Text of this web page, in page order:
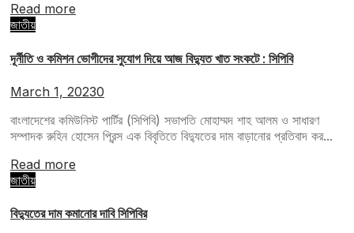
Read more
জাতীয়
দূর্নীতি ও কমিশন ভোগীদের সুযোগ দিয়ে আজ বিদ্যুত খাত সংকটে : সিপিবি
March 1, 20230
বাংলাদেশের কমিউনিস্ট পার্টির (সিপিবি) সভাপতি মোহাম্মদ শাহ আলম ও সাধারণ
সম্পাদক রুহিন হোসেন প্রিন্স এক বিবৃতিতে বিদ্যুতের দাম বাড়ানোর প্রতিবাদ কর...
Read more
জাতীয়
বিদ্যুতের দাম কমানোর দাবি সিপিবির